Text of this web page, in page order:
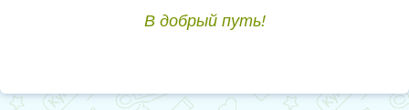
В добрый путь!